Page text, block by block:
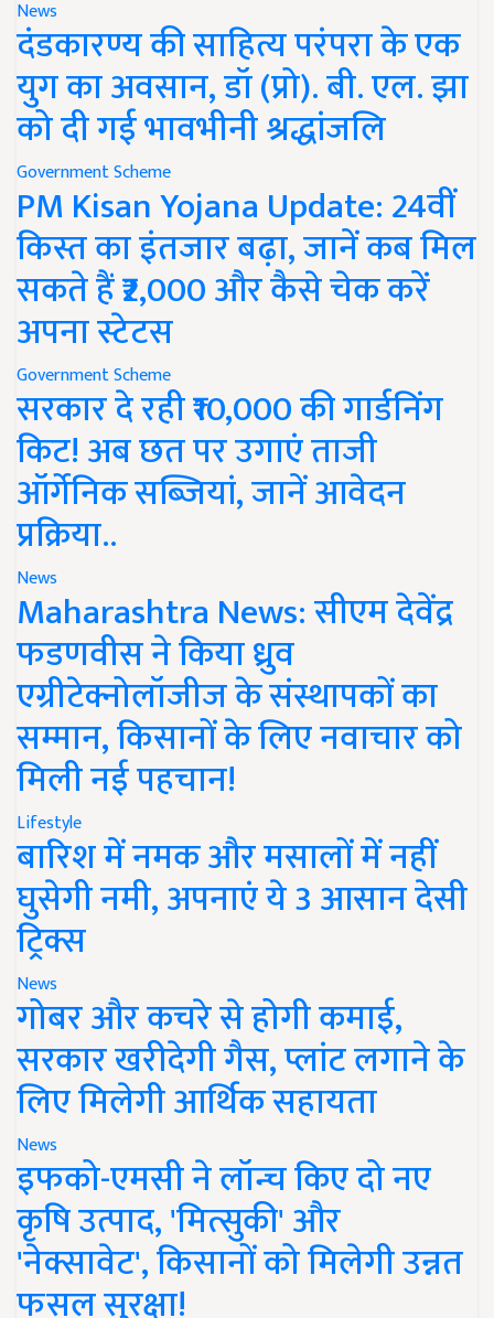
News
दंडकारण्य की साहित्य परंपरा के एक
युग का अवसान, डॉ (प्रो). बी. एल. झा
को दी गई भावभीनी श्रद्धांजलि
Government Scheme
PM Kisan Yojana Update: 24वीं
किस्त का इंतजार बढ़ा, जानें कब मिल
सकते हैं ₹2,000 और कैसे चेक करें
अपना स्टेटस
Government Scheme
सरकार दे रही ₹10,000 की गार्डनिंग
किट! अब छत पर उगाएं ताजी
ऑर्गेनिक सब्जियां, जानें आवेदन
प्रक्रिया..
News
Maharashtra News: सीएम देवेंद्र
फडणवीस ने किया ध्रुव
एग्रीटेक्नोलॉजीज के संस्थापकों का
सम्मान, किसानों के लिए नवाचार को
मिली नई पहचान!
Lifestyle
बारिश में नमक और मसालों में नहीं
घुसेगी नमी, अपनाएं ये 3 आसान देसी
ट्रिक्स
News
गोबर और कचरे से होगी कमाई,
सरकार खरीदेगी गैस, प्लांट लगाने के
लिए मिलेगी आर्थिक सहायता
News
इफको-एमसी ने लॉन्च किए दो नए
कृषि उत्पाद, 'मित्सुकी' और
'नेक्सावेट', किसानों को मिलेगी उन्नत
फसल सुरक्षा!